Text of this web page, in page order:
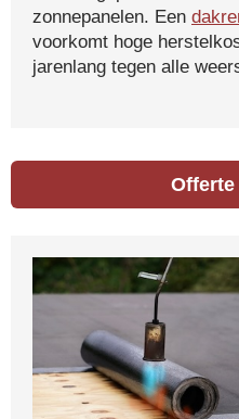
zonnepanelen. Een
voorkomt hoge
jarenlang tegen alle
Offerte